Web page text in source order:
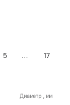
5 …
17
Диаметр , мм